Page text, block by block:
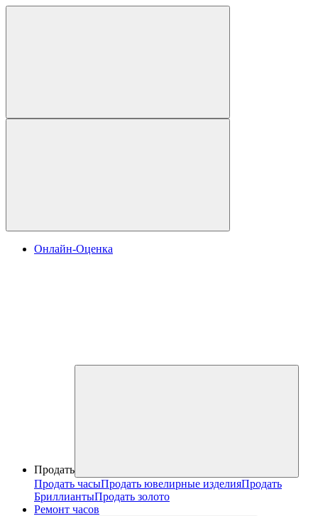
Онлайн-Оценка
Продать
Продать часыПродать ювелирные изделияПродать
БриллиантыПродать золото
Ремонт часов